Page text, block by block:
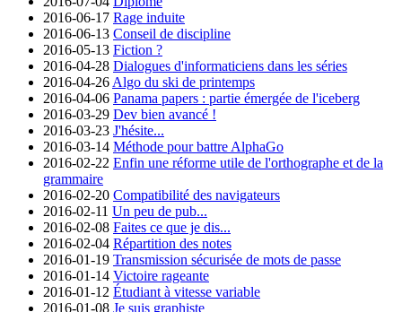
2016-06-17 Rage induite
2016-06-13 Conseil de discipline
2016-05-13 Fiction ?
2016-04-28 Dialogues d'informaticiens dans les séries
2016-04-26 Algo du ski de printemps
2016-04-06 Panama papers : partie émergée de l'iceberg
2016-03-29 Dev bien avancé !
2016-03-23 J'hésite...
2016-03-14 Méthode pour battre AlphaGo
2016-02-22 Enfin une réforme utile de l'orthographe et de la
grammaire
2016-02-20 Compatibilité des navigateurs
2016-02-11 Un peu de pub...
2016-02-08 Faites ce que je dis...
2016-02-04 Répartition des notes
2016-01-19 Transmission sécurisée de mots de passe
2016-01-14 Victoire rageante
2016-01-12 Étudiant à vitesse variable
2016-01-08 Je suis graphiste